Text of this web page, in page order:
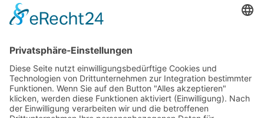
ÖFFNUNGS­ZEI­TEN
Mo-Do: 09:00 — 20:00 Uhr
Fr: 09:00 — 18:00 Uhr
Sa*: 10:00 — 18:00 Uhr